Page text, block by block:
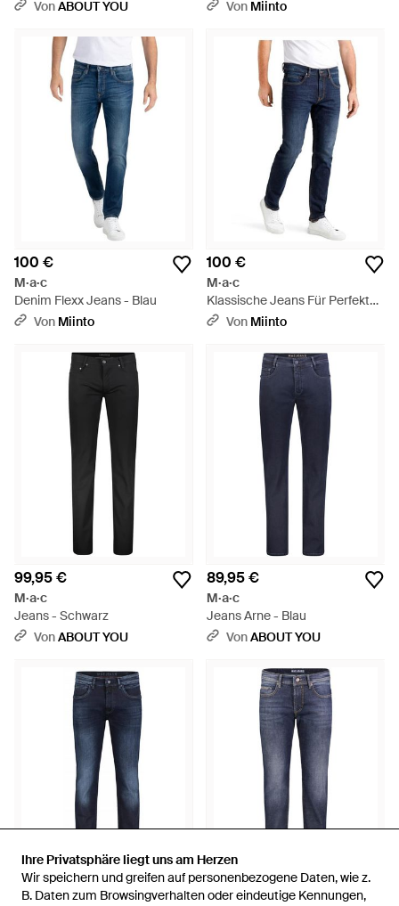
Ihre Privatsphäre liegt uns am Herzen
Wir speichern und greifen auf personenbezogene Daten, wie z.
B. Daten zum Browsingverhalten oder eindeutige Kennungen,
Ihre Privatsphäre liegt uns am Herzen
Wir speichern und greifen auf personenbezogene Daten, wie z.
B. Daten zum Browsingverhalten oder eindeutige Kennungen,
VonABOUT YOU
Von Miinto
100 €
M·a·c
Denim Flexx Jeans - Blau
Von Miinto
100 €
M·a·c
Klassische Jeans Für Perfekten
Sitz - Blau
Von Miinto
99,95 €
M·a·c
Jeans - Schwarz
VonABOUT YOU
89,95 €
M·a·c
Jeans Arne - Blau
VonABOUT YOU
99,95 € 99,95 €